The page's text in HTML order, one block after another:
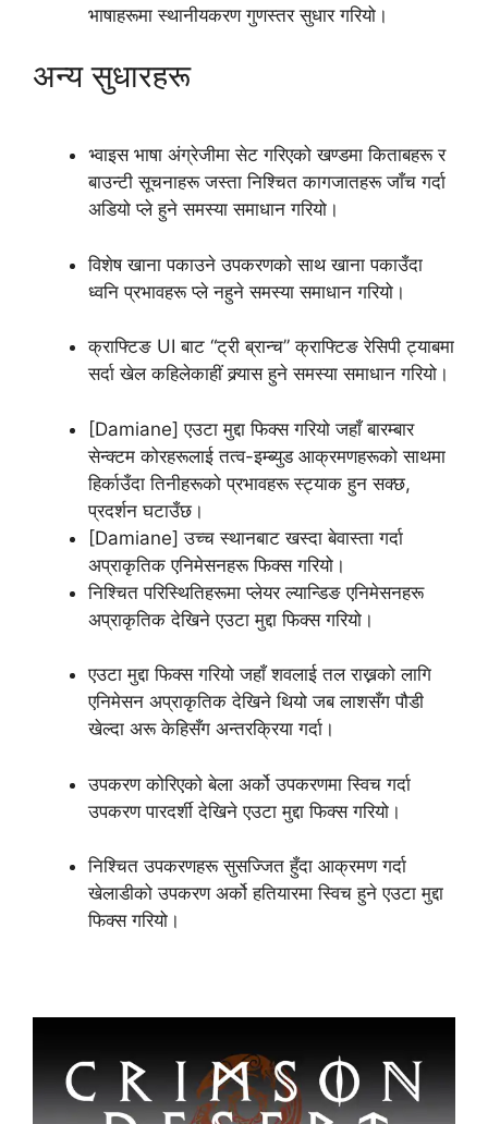
भाषाहरूमा स्थानीयकरण गुणस्तर सुधार गरियो।
अन्य सुधारहरू
भ्वाइस भाषा अंग्रेजीमा सेट गरिएको खण्डमा किताबहरू र
बाउन्टी सूचनाहरू जस्ता निश्चित कागजातहरू जाँच गर्दा
अडियो प्ले हुने समस्या समाधान गरियो।
विशेष खाना पकाउने उपकरणको साथ खाना पकाउँदा
ध्वनि प्रभावहरू प्ले नहुने समस्या समाधान गरियो।
क्राफ्टिङ UI बाट “ट्री ब्रान्च” क्राफ्टिङ रेसिपी ट्याबमा
सर्दा खेल कहिलेकाहीं क्र्यास हुने समस्या समाधान गरियो।
[Damiane] एउटा मुद्दा फिक्स गरियो जहाँ बारम्बार
सेन्क्टम कोरहरूलाई तत्व-इम्ब्युड आक्रमणहरूको साथमा
हिर्काउँदा तिनीहरूको प्रभावहरू स्ट्याक हुन सक्छ,
प्रदर्शन घटाउँछ।
[Damiane] उच्च स्थानबाट खस्दा बेवास्ता गर्दा
अप्राकृतिक एनिमेसनहरू फिक्स गरियो।
निश्चित परिस्थितिहरूमा प्लेयर ल्यान्डिङ एनिमेसनहरू
अप्राकृतिक देखिने एउटा मुद्दा फिक्स गरियो।
एउटा मुद्दा फिक्स गरियो जहाँ शवलाई तल राख्नको लागि
एनिमेसन अप्राकृतिक देखिने थियो जब लाशसँग पौडी
खेल्दा अरू केहिसँग अन्तरक्रिया गर्दा।
उपकरण कोरिएको बेला अर्को उपकरणमा स्विच गर्दा
उपकरण पारदर्शी देखिने एउटा मुद्दा फिक्स गरियो।
निश्चित उपकरणहरू सुसज्जित हुँदा आक्रमण गर्दा
खेलाडीको उपकरण अर्को हतियारमा स्विच हुने एउटा मुद्दा
फिक्स गरियो।